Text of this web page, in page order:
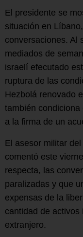
El presidente se
situación en
conversaciones. Al
mediados de
israelí efecutado
ruptura de las
Hezbolá renovado
también
a la firma de un
El asesor militar
comentó este
respecta, las
paralizadas y que
expensas de la
cantidad de activos
extranjero.